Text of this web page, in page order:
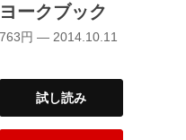
ヨークブック
763円 — 2014.10.11
試し読み